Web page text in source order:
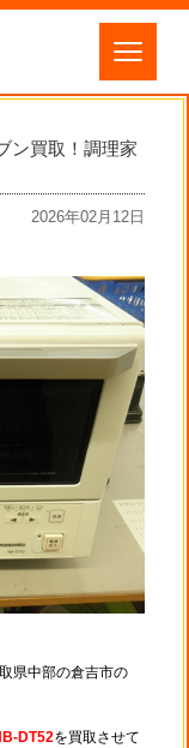
ン買取！調理家
2026年02月12日
県中部の倉吉市の
DT52を買取させて